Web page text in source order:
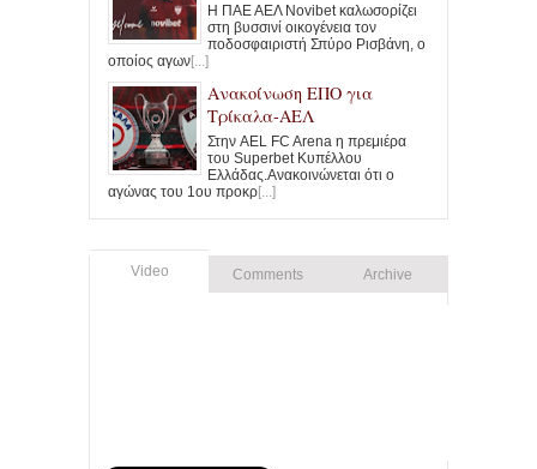
Η ΠΑΕ ΑΕΛ Novibet καλωσορίζει
στη βυσσινί οικογένεια τον
ποδοσφαιριστή Σπύρο Ρισβάνη, ο
οποίος αγων[...]
Ανακοίνωση ΕΠΟ για
Τρίκαλα-ΑΕΛ
Στην AEL FC Arena η πρεμιέρα
του Superbet Κυπέλλου
Ελλάδας.Ανακοινώνεται ότι ο
αγώνας του 1ου προκρ[...]
Video Comments Archive